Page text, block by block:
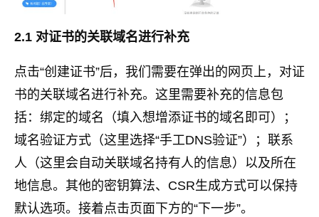
2.1 对证书的关联域名进行补充
点击“创建证书”后，我们需要在弹出的网页上，对证
书的关联域名进行补充。这里需要补充的信息包
括：绑定的域名（填入想增添证书的域名即可）；
域名验证方式（这里选择“手工DNS验证”）；联系
人（这里会自动关联域名持有人的信息）以及所在
地信息。其他的密钥算法、CSR生成方式可以保持
默认选项。接着点击页面下方的“下一步”。